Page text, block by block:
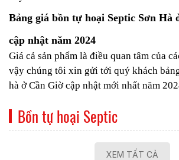
Bảng giá bồn tự hoại Septic Sơn Hà
cập nhật năm 2024
Giá cả sản phẩm là điều quan tâm của
vậy chúng tôi xin gửi tới quý khách
hà ở Cần Giờ cập nhật mới nhất năm
Bồn tự hoại Septic
XEM TẤT CẢ